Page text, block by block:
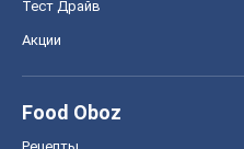
Тест Драйв
Акции
Food Oboz